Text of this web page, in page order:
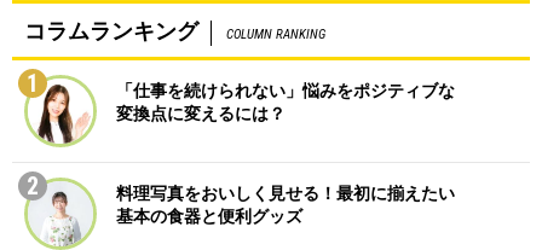
コラムランキング COLUMN RANKING
1
「仕事を続けられない」悩みをポジティブな
変換点に変えるには？
2
料理写真をおいしく見せる！最初に揃えたい
基本の食器と便利グッズ